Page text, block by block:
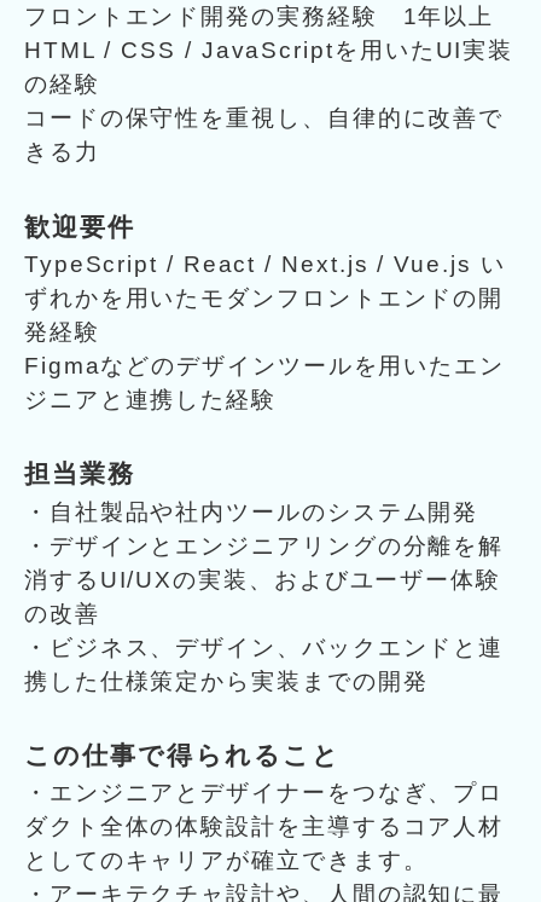
フロントエンド開発の実務経験 1年以上
HTML / CSS / JavaScriptを用いたUI実装
の経験
コードの保守性を重視し、自律的に改善で
きる力
歓迎要件
TypeScript / React / Next.js / Vue.js い
ずれかを用いたモダンフロントエンドの開
発経験
Figmaなどのデザインツールを用いたエン
ジニアと連携した経験
担当業務
・自社製品や社内ツールのシステム開発
・デザインとエンジニアリングの分離を解
消するUI/UXの実装、およびユーザー体験
の改善
・ビジネス、デザイン、バックエンドと連
携した仕様策定から実装までの開発
この仕事で得られること
・エンジニアとデザイナーをつなぎ、プロ
ダクト全体の体験設計を主導するコア人材
としてのキャリアが確立できます。
・アーキテクチャ設計や、人間の認知に最